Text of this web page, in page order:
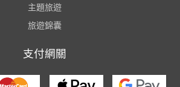
主題旅遊
旅遊錦囊
支付網關